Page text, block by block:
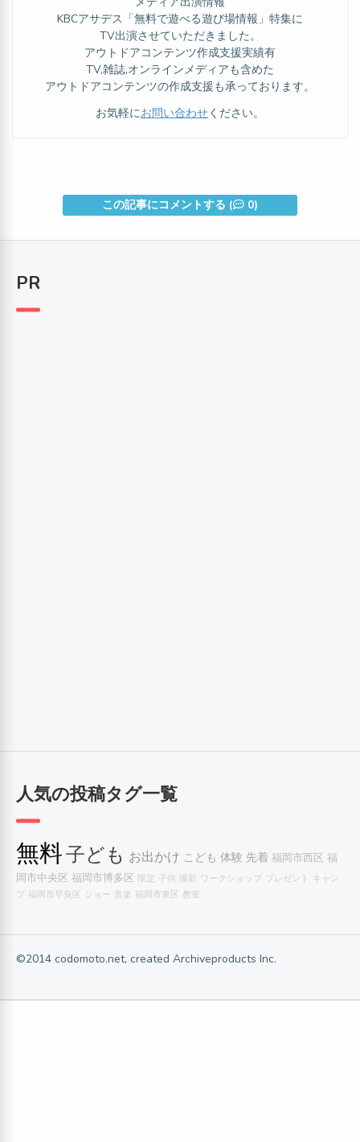
KBCアサデス「無料で遊べる遊び場情報」特集に
TV出演させていただきました。
アウトドアコンテンツ作成支援実績有
TV,雑誌,オンラインメディアも含めた
アウトドアコンテンツの作成支援も承っております。
お気軽にお問い合わせください。
この記事にコメントする ( 0)
PR
人気の投稿タグ一覧
無料子ども お出かけ こども 体験 先着 福岡市西区 福
岡市中央区 福岡市博多区 限定 子供 撮影 ワークショップ プレゼント キャン
プ 福岡市早良区 ショー 音楽 福岡市東区 教室
©2014 codomoto.net, created Archiveproducts Inc.